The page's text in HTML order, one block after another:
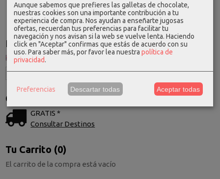
Idioma
Costes de Envío
GRATIS *
Consultar Destinos
Tu Carrito (0)
El carrito de la compra está vacío
Aunque sabemos que prefieres las galletas de chocolate,
nuestras cookies son una importante contribución a tu
experiencia de compra. Nos ayudan a enseñarte jugosas
ofertas, recuerdan tus preferencias para facilitar tu
navegación y nos avisan si la web se vuelve lenta. Haciendo
click en "Aceptar" confirmas que estás de acuerdo con su
uso. Para saber más, por favor lea nuestra política de
privacidad.
Preferencias Descartar todas Aceptar todas